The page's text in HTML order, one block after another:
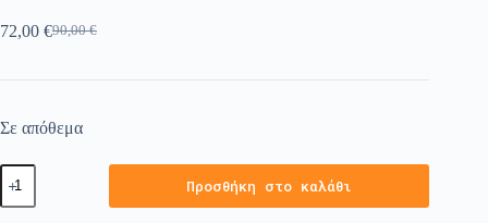
90,00€
72,00 €
Σε απόθεμα
Προσθήκη στο καλάθι